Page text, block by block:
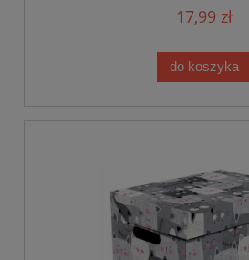
17,99 zł
do koszyka